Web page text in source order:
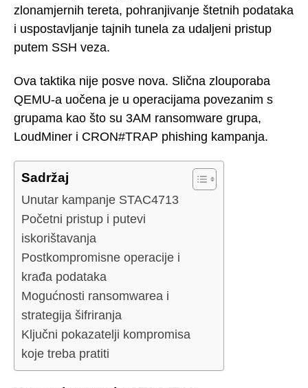
zlonamjernih tereta, pohranjivanje štetnih podataka
i uspostavljanje tajnih tunela za udaljeni pristup
putem SSH veza.
Ova taktika nije posve nova. Slična zlouporaba
QEMU-a uočena je u operacijama povezanim s
grupama kao što su 3AM ransomware grupa,
LoudMiner i CRON#TRAP phishing kampanja.
Sadržaj
Unutar kampanje STAC4713
Početni pristup i putevi
iskorištavanja
Postkompromisne operacije i
krađa podataka
Mogućnosti ransomwarea i
strategija šifriranja
Ključni pokazatelji kompromisa
koje treba pratiti